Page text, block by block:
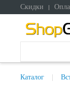
Скидки
Каталог